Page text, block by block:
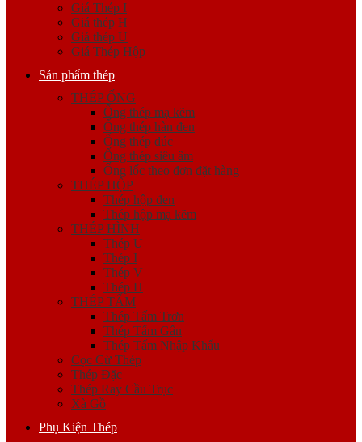
Giá Thép I
Giá thép H
Giá thép U
Giá Thép Hộp
Sản phẩm thép
THÉP ỐNG
Ống thép mạ kẽm
Ống thép hàn đen
Ống thép đúc
Ống thép siêu âm
Ống lốc theo đơn đặt hàng
THÉP HỘP
Thép hộp đen
Thép hộp mạ kẽm
THÉP HÌNH
Thép U
Thép I
Thép V
Thép H
THÉP TẤM
Thép Tấm Trơn
Thép Tấm Gân
Thép Tấm Nhập Khẩu
Cọc Cừ Thép
Thép Đặc
Thép Ray Cầu Trục
Xà Gồ
Phụ Kiện Thép